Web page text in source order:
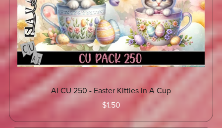
AI CU 250 - Easter Kitties In A Cup
$1.50